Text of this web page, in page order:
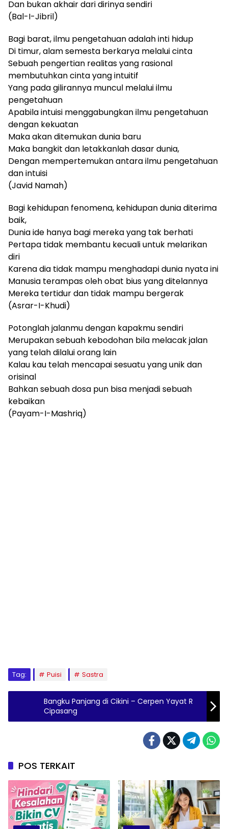
Dan bukan akhair dari dirinya sendiri
(Bal-I-Jibril)
Bagi barat, ilmu pengetahuan adalah inti hidup
Di timur, alam semesta berkarya melalui cinta
Sebuah pengertian realitas yang rasional
membutuhkan cinta yang intuitif
Yang pada gilirannya muncul melalui ilmu
pengetahuan
Apabila intuisi menggabungkan ilmu pengetahuan
dengan kekuatan
Maka akan ditemukan dunia baru
Maka bangkit dan letakkanlah dasar dunia,
Dengan mempertemukan antara ilmu pengetahuan
dan intuisi
(Javid Namah)
Bagi kehidupan fenomena, kehidupan dunia diterima
baik,
Dunia ide hanya bagi mereka yang tak berhati
Pertapa tidak membantu kecuali untuk melarikan
diri
Karena dia tidak mampu menghadapi dunia nyata ini
Manusia terampas oleh obat bius yang ditelannya
Mereka tertidur dan tidak mampu bergerak
(Asrar-I-Khudi)
Potonglah jalanmu dengan kapakmu sendiri
Merupakan sebuah kebodohan bila melacak jalan
yang telah dilalui orang lain
Kalau kau telah mencapai sesuatu yang unik dan
orisinal
Bahkan sebuah dosa pun bisa menjadi sebuah
kebaikan
(Payam-I-Mashriq)
Tag: Puisi Sastra
Bangku Panjang di Cikini – Cerpen Yayat R
Cipasang
POS TERKAIT